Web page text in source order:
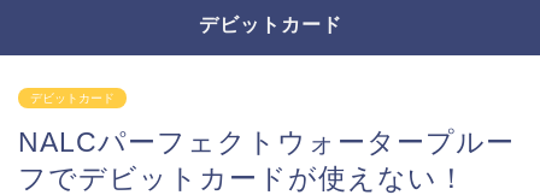
デビットカード
デビットカード
NALCパーフェクトウォータープルー
フでデビットカードが使えない！